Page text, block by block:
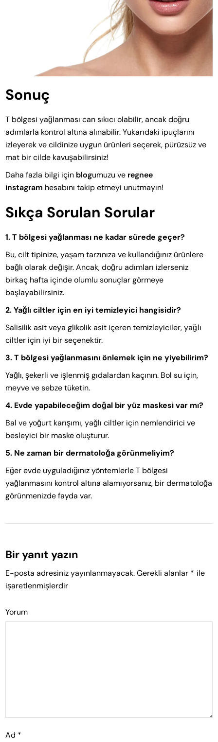
Sonuç
T bölgesi yağlanması can sıkıcı olabilir, ancak doğru
adımlarla kontrol altına alınabilir. Yukarıdaki ipuçlarını
izleyerek ve cildinize uygun ürünleri seçerek, pürüzsüz ve
mat bir cilde kavuşabilirsiniz!
Daha fazla bilgi için blogumuzu ve regnee
instagram hesabını takip etmeyi unutmayın!
Sıkça Sorulan Sorular
1. T bölgesi yağlanması ne kadar sürede geçer?
Bu, cilt tipinize, yaşam tarzınıza ve kullandığınız ürünlere
bağlı olarak değişir. Ancak, doğru adımları izlerseniz
birkaç hafta içinde olumlu sonuçlar görmeye
başlayabilirsiniz.
2. Yağlı ciltler için en iyi temizleyici hangisidir?
Salisilik asit veya glikolik asit içeren temizleyiciler, yağlı
ciltler için iyi bir seçenektir.
3. T bölgesi yağlanmasını önlemek için ne yiyebilirim?
Yağlı, şekerli ve işlenmiş gıdalardan kaçının. Bol su için,
meyve ve sebze tüketin.
4. Evde yapabileceğim doğal bir yüz maskesi var mı?
Bal ve yoğurt karışımı, yağlı ciltler için nemlendirici ve
besleyici bir maske oluşturur.
5. Ne zaman bir dermatoloğa görünmeliyim?
Eğer evde uyguladığınız yöntemlerle T bölgesi
yağlanmasını kontrol altına alamıyorsanız, bir dermatoloğa
görünmenizde fayda var.
Bir yanıt yazın
E-posta adresiniz yayınlanmayacak. Gerekli alanlar * ile
işaretlenmişlerdir
Yorum
Ad *